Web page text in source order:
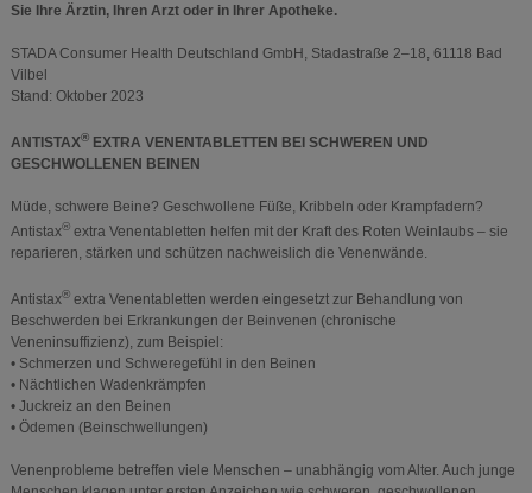
Sie Ihre Ärztin, Ihren Arzt oder in Ihrer Apotheke.
STADA Consumer Health Deutschland GmbH, Stadastraße 2–18, 61118 Bad
Vilbel
Stand: Oktober 2023
ANTISTAX® EXTRA VENENTABLETTEN BEI SCHWEREN UND
GESCHWOLLENEN BEINEN
Müde, schwere Beine? Geschwollene Füße, Kribbeln oder Krampfadern?
Antistax® extra Venentabletten helfen mit der Kraft des Roten Weinlaubs – sie
reparieren, stärken und schützen nachweislich die Venenwände.
Antistax® extra Venentabletten werden eingesetzt zur Behandlung von
Beschwerden bei Erkrankungen der Beinvenen (chronische
Veneninsuffizienz), zum Beispiel:
• Schmerzen und Schweregefühl in den Beinen
• Nächtlichen Wadenkrämpfen
• Juckreiz an den Beinen
• Ödemen (Beinschwellungen)
Venenprobleme betreffen viele Menschen – unabhängig vom Alter. Auch junge